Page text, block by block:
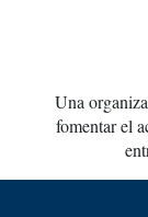
Una
fomentar el